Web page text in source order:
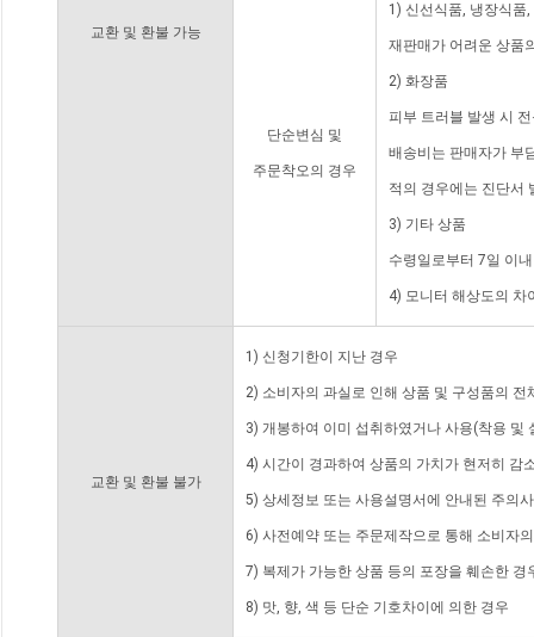
교환 및 환불 가능
단순변심 및
주문착오의 경우
1) 신선식품, 냉장식품
재판매가 어려운 상품
2) 화장품
피부 트러블 발생 시
배송비는 판매자가 부
적의 경우에는 진단서
3) 기타 상품
수령일로부터 7일 이
4) 모니터 해상도의 차
교환 및 환불 불가
1) 신청기한이 지난 경우
2) 소비자의 과실로 인해 상품 및 구성품의
3) 개봉하여 이미 섭취하였거나 사용(착용 및
4) 시간이 경과하여 상품의 가치가 현저히 감
5) 상세정보 또는 사용설명서에 안내된 주의
6) 사전예약 또는 주문제작으로 통해 소비자
7) 복제가 가능한 상품 등의 포장을 훼손한 경
8) 맛, 향, 색 등 단순 기호차이에 의한 경우